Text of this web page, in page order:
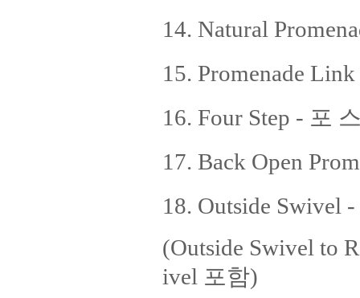
14. Natural
15. Promenade
16. Four Step - 포
17. Back Open
18. Outside Swivel
(Outside Swivel to
ivel 포함)